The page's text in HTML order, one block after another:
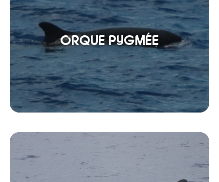
ORQUE PYGMÉE